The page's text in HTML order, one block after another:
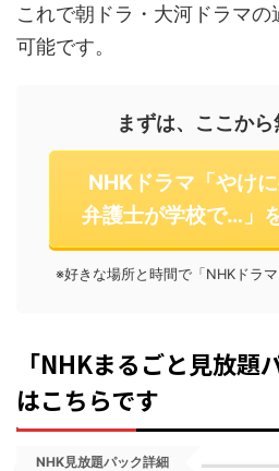
これで朝ドラ・大河ドラマ
可能です。
まずは、ここか
NHKドラマ「やけ
弁護士が学校で…」
※好きな場所と時間で「NHKドラ
「NHKまるごと見放題
はこちらです
NHK見放題パック詳細